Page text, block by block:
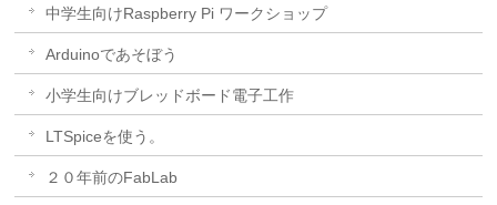
中学生向けRaspberry Pi ワークショップ
Arduinoであそぼう
小学生向けブレッドボード電子工作
LTSpiceを使う。
２０年前のFabLab